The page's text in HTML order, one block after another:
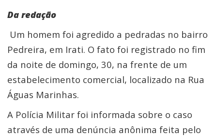
Da redação
Um homem foi agredido a pedradas no bairro
Pedreira, em Irati. O fato foi registrado no fim
da noite de domingo, 30, na frente de um
estabelecimento comercial, localizado na Rua
Águas Marinhas.
A Polícia Militar foi informada sobre o caso
através de uma denúncia anônima feita pelo